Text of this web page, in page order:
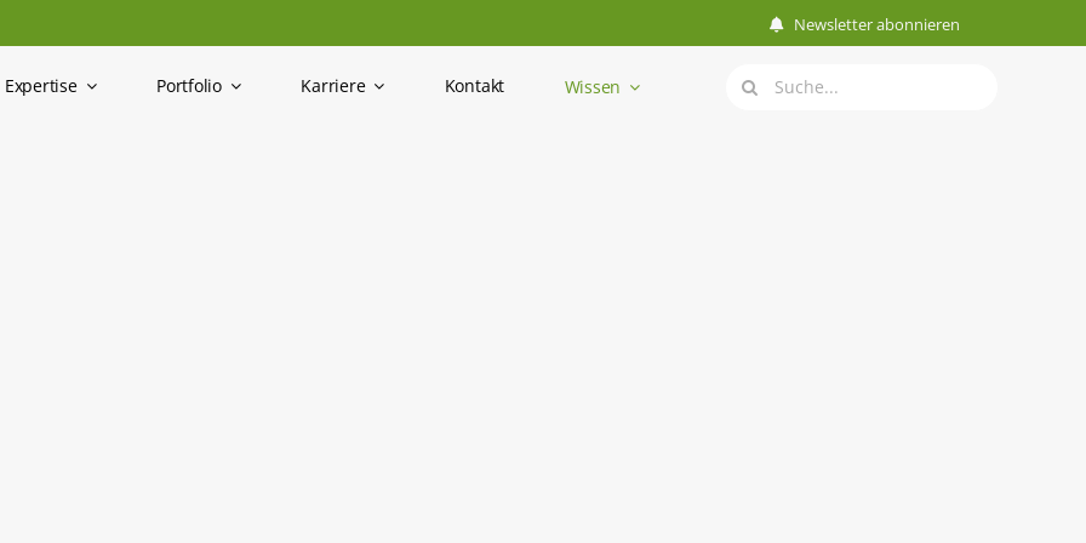
Newsletter abonnieren
Expertise Portfolio Karriere Kontakt Wissen
Suche